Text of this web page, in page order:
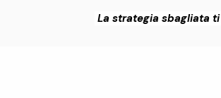
La strategia sbagliata